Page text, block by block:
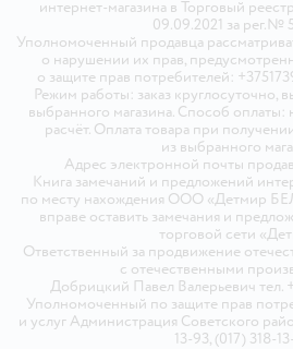
интернет-магазина в Торговый
09.09.2021 за рег.№
Уполномоченный продавца
о нарушении их прав,
о защите прав потребителей:
Режим работы: заказ круглосуточно,
выбранного магазина. Способ
расчёт. Оплата товара при
из выбранного
Адрес электронной почты
Книга замечаний и предложений
по месту нахождения ООО «Детмир
вправе оставить замечания и
торговой сети
Ответственный за продвижение
с отечественными
Добрицкий Павел Валерьевич тел.
Уполномоченный по защите прав
и услуг Администрация Советского
13-93, (017) 318-